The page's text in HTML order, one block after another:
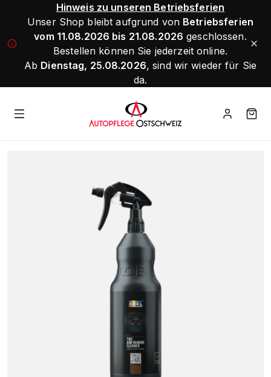
Hinweis zu unseren Betriebsferien
Unser Shop bleibt aufgrund von Betriebsferien
vom 11.08.2026 bis 21.08.2026 geschlossen.
Bestellen können Sie jederzeit online.
Ab Dienstag, 25.08.2026, sind wir wieder für Sie
da.